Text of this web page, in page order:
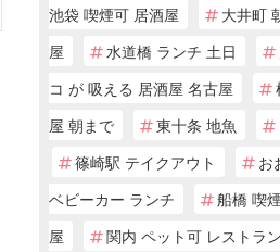
池袋 喫煙可 居酒屋
大井町
屋
水道橋 ランチ 土日
コ が 吸える 居酒屋 名古屋
屋 朝まで
東十条 地魚
篠崎駅 テイクアウト
お
ベビーカー ランチ
船橋 喫
屋
関内 ペット可 レストラン